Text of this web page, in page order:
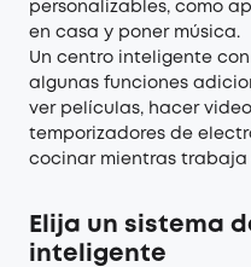
personalizables, como
en casa y poner música.
Un centro inteligente
algunas funciones
ver películas, hacer
temporizadores de
cocinar mientras trabaja
Elija un sistema
inteligente